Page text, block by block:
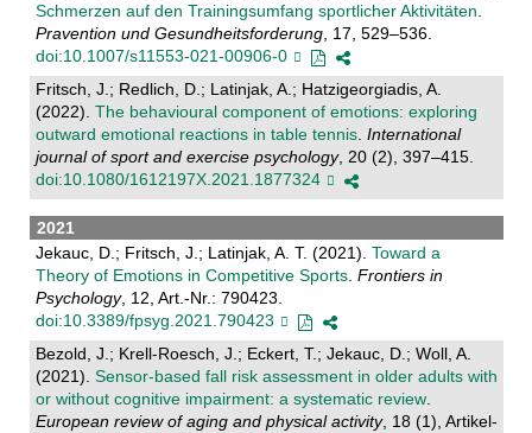
Schmerzen auf den Trainingsumfang sportlicher Aktivitäten.
Pravention und Gesundheitsforderung, 17, 529–536.
doi:10.1007/s11553-021-00906-0
Fritsch, J.; Redlich, D.; Latinjak, A.; Hatzigeorgiadis, A.
(2022). The behavioural component of emotions: exploring
outward emotional reactions in table tennis. International
journal of sport and exercise psychology, 20 (2), 397–415.
doi:10.1080/1612197X.2021.1877324
2021
Jekauc, D.; Fritsch, J.; Latinjak, A. T. (2021). Toward a
Theory of Emotions in Competitive Sports. Frontiers in
Psychology, 12, Art.-Nr.: 790423.
doi:10.3389/fpsyg.2021.790423
Bezold, J.; Krell-Roesch, J.; Eckert, T.; Jekauc, D.; Woll, A.
(2021). Sensor-based fall risk assessment in older adults with
or without cognitive impairment: a systematic review.
European review of aging and physical activity, 18 (1), Artikel-